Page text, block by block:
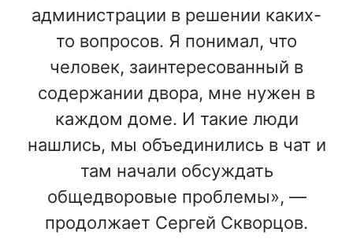
администрации в решении каких-
то вопросов. Я понимал, что
человек, заинтересованный в
содержании двора, мне нужен в
каждом доме. И такие люди
нашлись, мы объединились в чат и
там начали обсуждать
общедворовые проблемы», —
продолжает Сергей Скворцов.